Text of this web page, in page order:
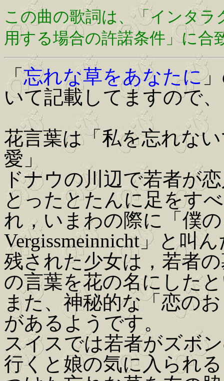
この曲の歌詞は、「インタ
用する場合の許諾条件」に合
「忘れな草をあなたに
いて記載してますので
花言葉は「私を忘れな
愛」
ドナウの川辺で若者が
とったとたんに足をす
れ，いまわの際に「僕
Vergissmeinnicht」と叫
残された少女は，若者
の言葉を花の名にした
また、神秘的な「恋の
があるようです。
スイスでは若者がズボ
行くと娘の気に入られ